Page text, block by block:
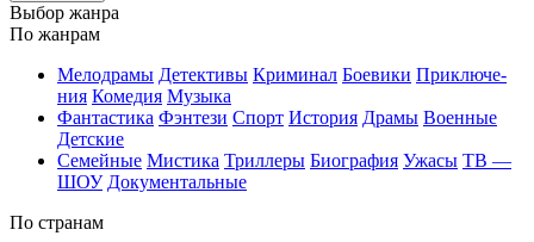
Вы­бор жан­ра
По жан­рам
Ме­ло­дра­мы Де­тек­ти­вы Кри­ми­нал Бое­ви­ки При­клю­че­
ния Ко­ме­дия Му­зы­ка
Фан­та­сти­ка Фэн­те­зи Спорт Ис­то­рия Дра­мы Во­ен­ные
Дет­ские
Се­мей­ные Мис­ти­ка Трил­ле­ры Био­гра­фия Ужа­сы ТВ —
ШОУ До­ку­мен­таль­ные
По стра­нам